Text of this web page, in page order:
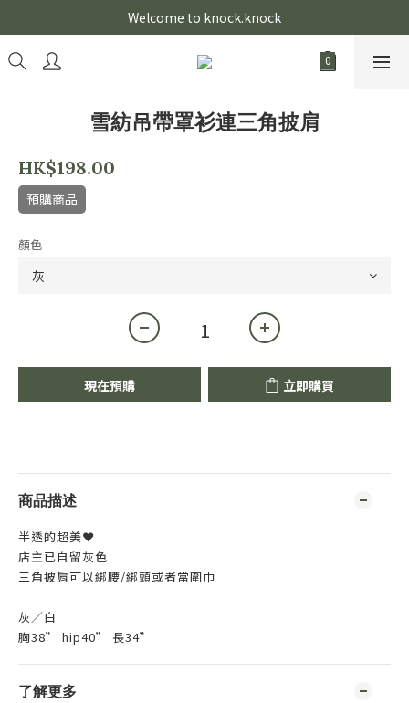
Welcome to knock.knock
雪紡吊帶罩衫連三角披肩
HK$198.00
預購商品
顏色
現在預購 立即購買
商品描述
半透的超美❤️
店主已自留灰色
三角披肩可以綁腰/綁頭或者當圍巾
灰／白
胸38” hip40” 長34”
了解更多